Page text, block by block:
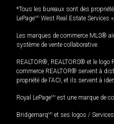
*Tous les bureaux sont des
LePageMD West Real Estate Services
Les marques de commerce MLS®
système de vente collaborative.
REALTOR®, REALTORS® et le
commerce REALTOR® servent à
propriété de l'ACI, et ils servent à
Royal LePageMD est une marque de
BridgemarqMD et ses logos /